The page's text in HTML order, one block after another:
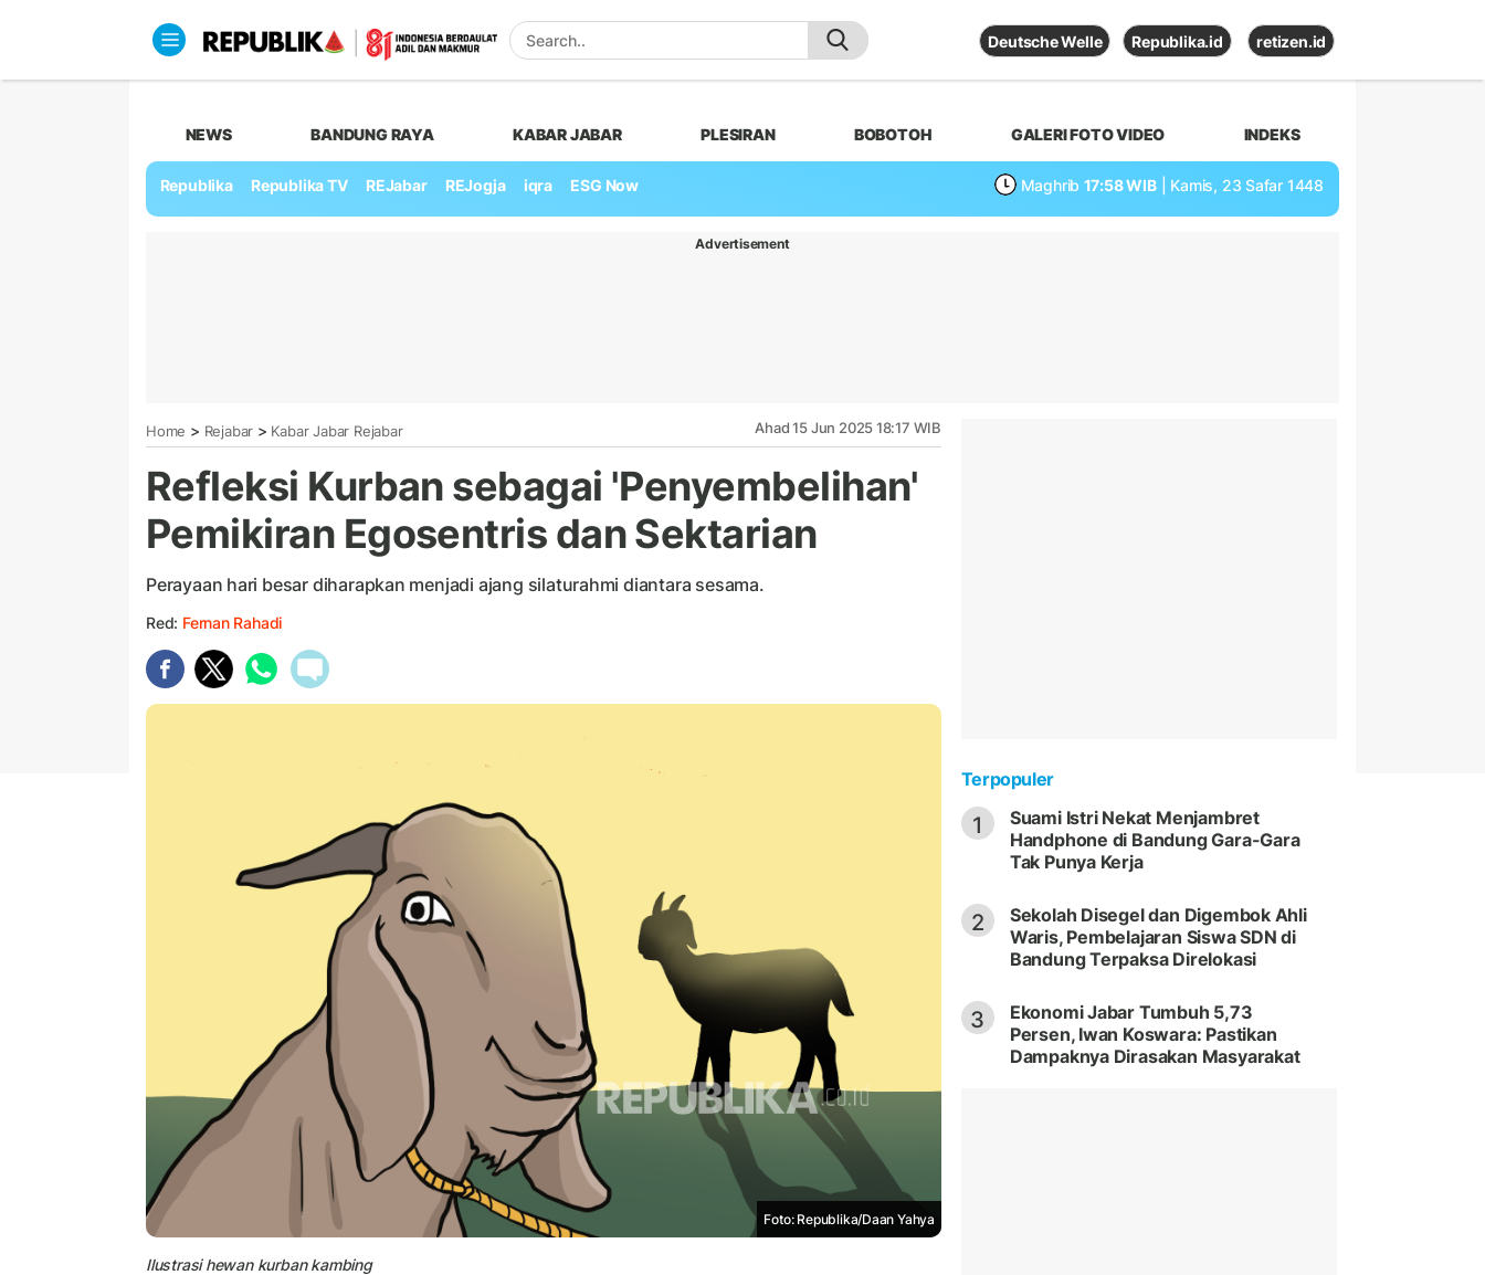
Deutsche Welle Republika.id retizen.id
NEWS BANDUNG RAYA KABAR JABAR PLESIRAN BOBOTOH GALERI FOTO VIDEO INDEKS
Republika Republika TV REJabar REJogja iqra ESG Now Maghrib 17:58 WIB | Kamis, 23 Safar 1448
Advertisement
Home > Rejabar > Kabar Jabar Rejabar Ahad 15 Jun 2025 18:17 WIB
Refleksi Kurban sebagai 'Penyembelihan'
Pemikiran Egosentris dan Sektarian
Perayaan hari besar diharapkan menjadi ajang silaturahmi diantara sesama.
Red: Fernan Rahadi
Foto: Republika/Daan Yahya
Ilustrasi hewan kurban kambing
Terpopuler
1
Suami Istri Nekat Menjambret
Handphone di Bandung Gara-Gara
Tak Punya Kerja
2
Sekolah Disegel dan Digembok Ahli
Waris, Pembelajaran Siswa SDN di
Bandung Terpaksa Direlokasi
3
Ekonomi Jabar Tumbuh 5,73
Persen, Iwan Koswara: Pastikan
Dampaknya Dirasakan Masyarakat